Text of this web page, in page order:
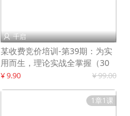
 千启
某收费竞价培训-第39期：为实
用而生，理论实战全掌握（30
节课）
¥ 9.90 ¥ 99.00
1章1课